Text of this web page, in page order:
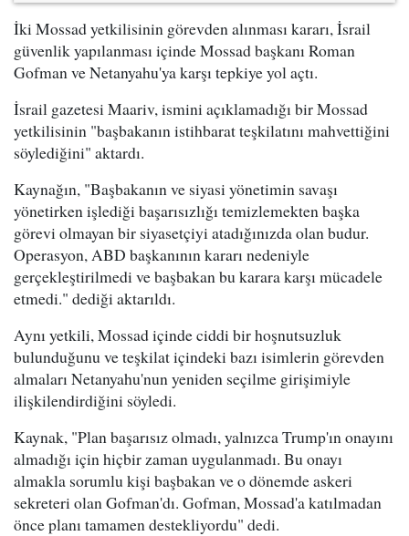
İki Mossad yetkilisinin görevden alınması kararı, İsrail
güvenlik yapılanması içinde Mossad başkanı Roman
Gofman ve Netanyahu'ya karşı tepkiye yol açtı.
İsrail gazetesi Maariv, ismini açıklamadığı bir Mossad
yetkilisinin "başbakanın istihbarat teşkilatını mahvettiğini
söylediğini" aktardı.
Kaynağın, "Başbakanın ve siyasi yönetimin savaşı
yönetirken işlediği başarısızlığı temizlemekten başka
görevi olmayan bir siyasetçiyi atadığınızda olan budur.
Operasyon, ABD başkanının kararı nedeniyle
gerçekleştirilmedi ve başbakan bu karara karşı mücadele
etmedi." dediği aktarıldı.
Aynı yetkili, Mossad içinde ciddi bir hoşnutsuzluk
bulunduğunu ve teşkilat içindeki bazı isimlerin görevden
almaları Netanyahu'nun yeniden seçilme girişimiyle
ilişkilendirdiğini söyledi.
Kaynak, "Plan başarısız olmadı, yalnızca Trump'ın onayını
almadığı için hiçbir zaman uygulanmadı. Bu onayı
almakla sorumlu kişi başbakan ve o dönemde askeri
sekreteri olan Gofman'dı. Gofman, Mossad'a katılmadan
önce planı tamamen destekliyordu" dedi.